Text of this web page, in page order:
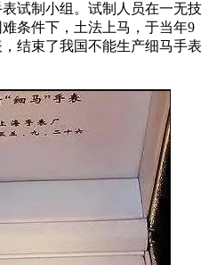
试制小组。试制人员在一无技
条件下，土法上马，于当年9
结束了我国不能生产细马手表